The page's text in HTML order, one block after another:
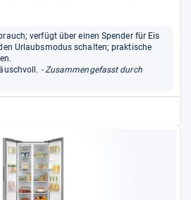
verfügt über einen Spender für Eis
Urlaubsmodus schalten; praktische
- Zusammengefasst durch